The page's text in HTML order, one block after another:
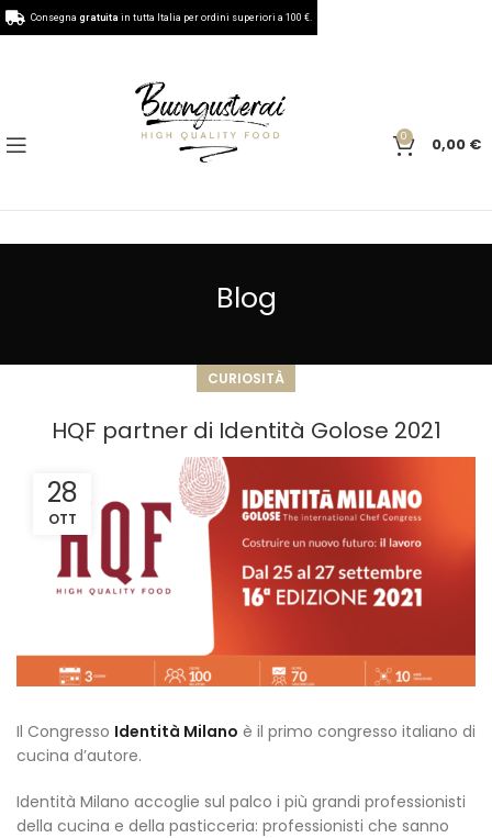
0 0,00 €
Blog
CURIOSITÀ
HQF partner di Identità Golose 2021
28
OTT
Il Congresso Identità Milano è il primo congresso italiano di
cucina d’autore.
Identità Milano accoglie sul palco i più grandi professionisti
della cucina e della pasticceria: professionisti che sanno
Consegna gratuita in tutta Italia per ordini superiori a 100 €.